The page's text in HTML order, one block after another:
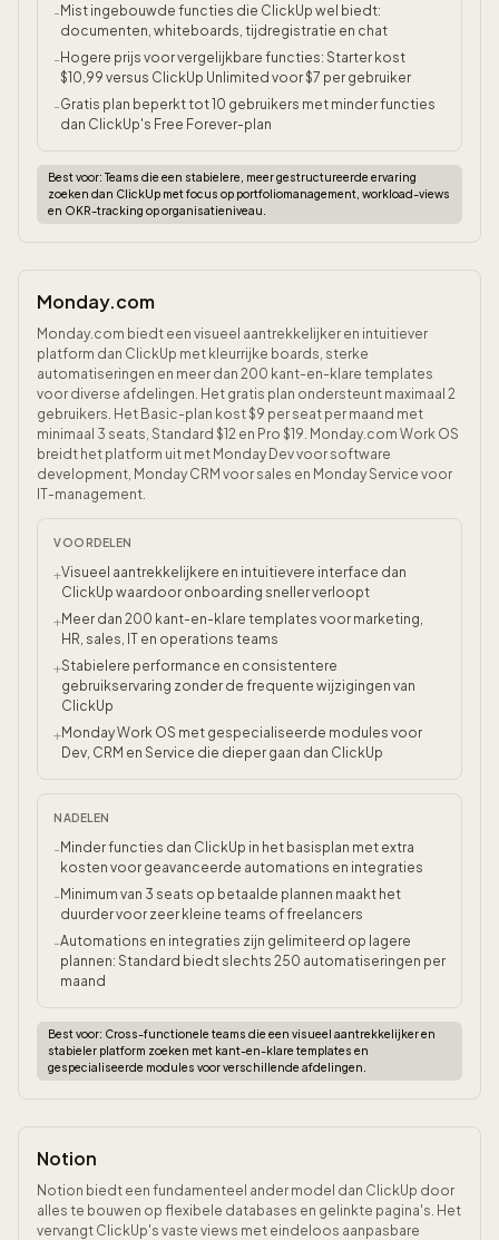
- Mist ingebouwde functies die ClickUp wel biedt:
documenten, whiteboards, tijdregistratie en chat
- Hogere prijs voor vergelijkbare functies: Starter kost
$10,99 versus ClickUp Unlimited voor $7 per gebruiker
-Gratis plan beperkt tot 10 gebruikers met minder functies
dan ClickUp's Free Forever-plan
Best voor: Teams die een stabielere, meer gestructureerde ervaring
zoeken dan ClickUp met focus op portfoliomanagement, workload-views
en OKR-tracking op organisatieniveau.
Monday.com
Monday.com biedt een visueel aantrekkelijker en intuitiever
platform dan ClickUp met kleurrijke boards, sterke
automatiseringen en meer dan 200 kant-en-klare templates
voor diverse afdelingen. Het gratis plan ondersteunt maximaal 2
gebruikers. Het Basic-plan kost $9 per seat per maand met
minimaal 3 seats, Standard $12 en Pro $19. Monday.com Work OS
breidt het platform uit met Monday Dev voor software
development, Monday CRM voor sales en Monday Service voor
IT-management.
VOORDELEN
+Visueel aantrekkelijkere en intuitievere interface dan
ClickUp waardoor onboarding sneller verloopt
+Meer dan 200 kant-en-klare templates voor marketing,
HR, sales, IT en operations teams
+Stabielere performance en consistentere
gebruikservaring zonder de frequente wijzigingen van
ClickUp
+Monday Work OS met gespecialiseerde modules voor
Dev, CRM en Service die dieper gaan dan ClickUp
NADELEN
- Minder functies dan ClickUp in het basisplan met extra
kosten voor geavanceerde automations en integraties
- Minimum van 3 seats op betaalde plannen maakt het
duurder voor zeer kleine teams of freelancers
-Automations en integraties zijn gelimiteerd op lagere
plannen: Standard biedt slechts 250 automatiseringen per
maand
Best voor: Cross-functionele teams die een visueel aantrekkelijker en
stabieler platform zoeken met kant-en-klare templates en
gespecialiseerde modules voor verschillende afdelingen.
Notion
Notion biedt een fundamenteel ander model dan ClickUp door
alles te bouwen op flexibele databases en gelinkte pagina's. Het
vervangt ClickUp's vaste views met eindeloos aanpasbare